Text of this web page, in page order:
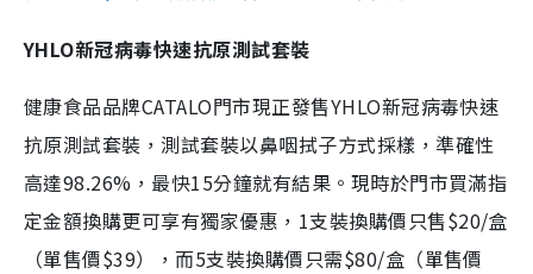
YHLO新冠病毒快速抗原測試套裝
健康食品品牌CATALO門市現正發售YHLO新冠病毒快速
抗原測試套裝，測試套裝以鼻咽拭子方式採樣，準確性
高達98.26%，最快15分鐘就有結果。現時於門市買滿指
定金額換購更可享有獨家優惠，1支裝換購價只售$20/盒
（單售價$39），而5支裝換購價只需$80/盒（單售價